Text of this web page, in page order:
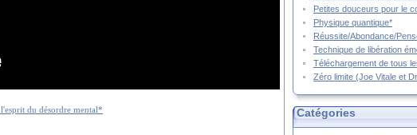
Petites douceurs pour le
Physique quantique*
Réussite/Abondance/
Technique de libération
Téléchargement de tous
Zéro limite (Joe Vitale et
Catégories